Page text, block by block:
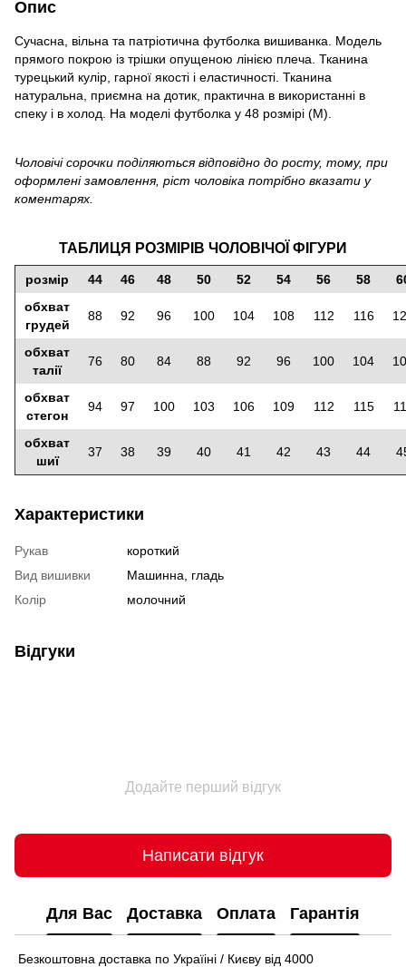
Опис
Сучасна, вільна та патріотична футболка вишиванка. Модель
прямого покрою із трішки опущеною лінією плеча. Тканина
турецький кулір, гарної якості і еластичності. Тканина
натуральна, приємна на дотик, практична в використанні в
спеку і в холод. На моделі футболка у 48 розмірі (М).
Чоловічі сорочки поділяються відповідно до росту, тому, при
оформлені замовлення, ріст чоловіка потрібно вказати у
коментарях.
ТАБЛИЦЯ РОЗМІРІВ ЧОЛОВІЧОЇ ФІГУРИ
розмір 44 46 48 50 52 54 56 58
обхват
грудей
88 92 96 100 104 108 112 116
обхват
талії
76 80 84 88 92 96 100 104
обхват
стегон
94 97 100 103 106 109 112 115
обхват
шиї
37 38 39 40 41 42 43 44
Характеристики
Рукав
короткий
Вид вишивки
Машинна, гладь
Колір
молочний
Відгуки
Додайте перший відгук
Написати відгук
Для Вас Доставка Оплата Гарантія
Безкоштовна доставка по Україіні / Києву від 4000